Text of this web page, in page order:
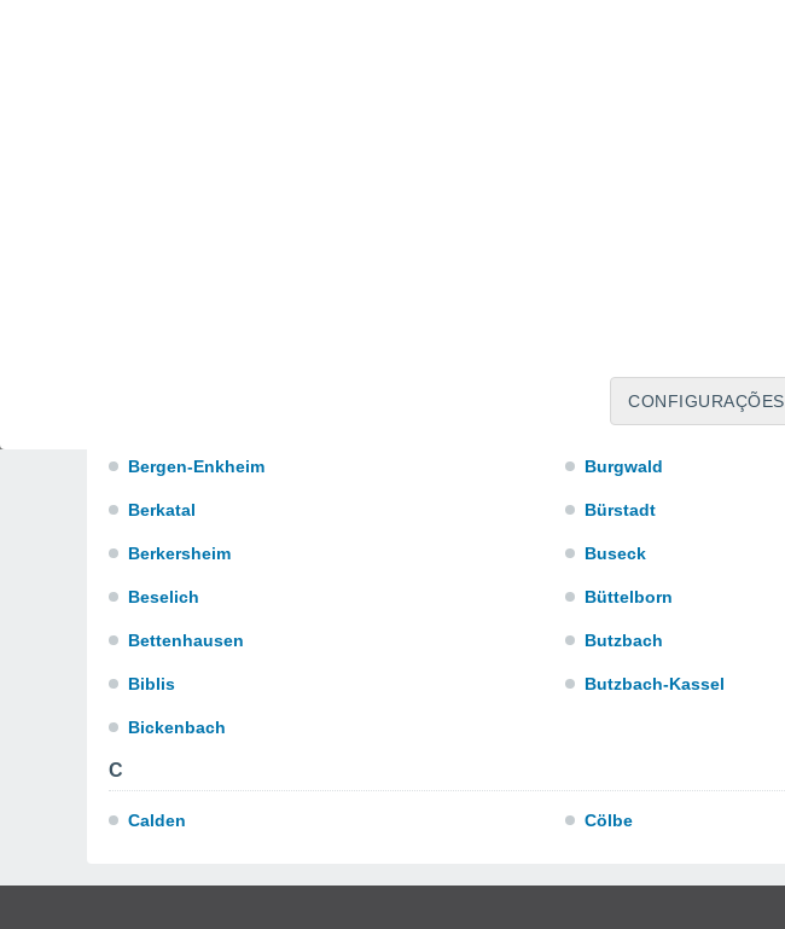
CONFIGURAÇÕES
Bergen-Enkheim
Berkatal
Berkersheim
Beselich
Bettenhausen
Biblis
Bickenbach
Büdingen
Burghaun
Burgwald
Bürstadt
Buseck
Büttelborn
Butzbach
Butzbach-Kassel
C
Calden Cölbe